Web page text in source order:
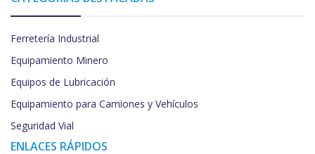
Ferretería Industrial
Equipamiento Minero
Equipos de Lubricación
Equipamiento para Camiones y Vehículos
Seguridad Vial
ENLACES RÁPIDOS